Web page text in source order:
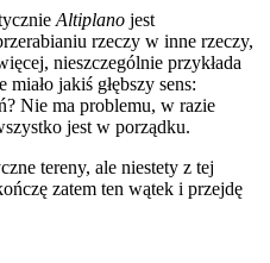
Altiplano jest
rzeczy w inne rzeczy,
nieszczególnie przykłada
jakiś głębszy sens:
Nie ma problemu, w razie
jest w porządku.
tereny, ale niestety z tej
zatem ten wątek i przejdę